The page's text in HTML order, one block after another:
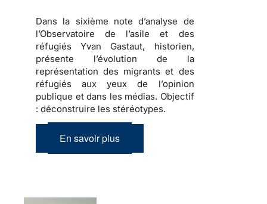
Dans la sixième note d’analyse de
l’Observatoire de l’asile et des
réfugiés Yvan Gastaut, historien,
présente l’évolution de la
représentation des migrants et des
réfugiés aux yeux de l’opinion
publique et dans les médias. Objectif
: déconstruire les stéréotypes.
En savoir plus